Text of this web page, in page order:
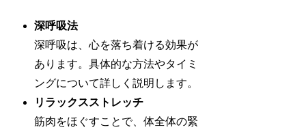
深呼吸法
深呼吸は、心を落ち着ける効果が
あります。具体的な方法やタイミ
ングについて詳しく説明します。
リラックスストレッチ
筋肉をほぐすことで、体全体の緊